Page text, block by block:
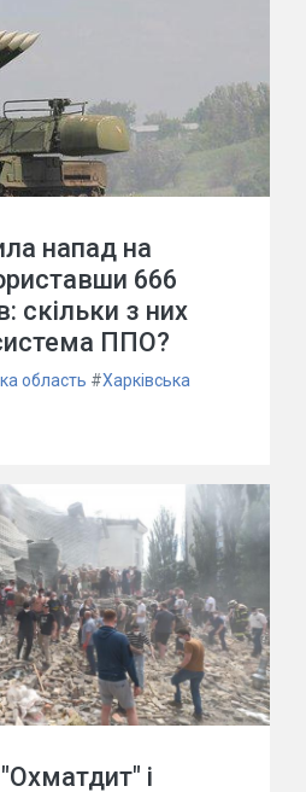
напад на
666
скільки з них
ППО?
область #Харківська
і